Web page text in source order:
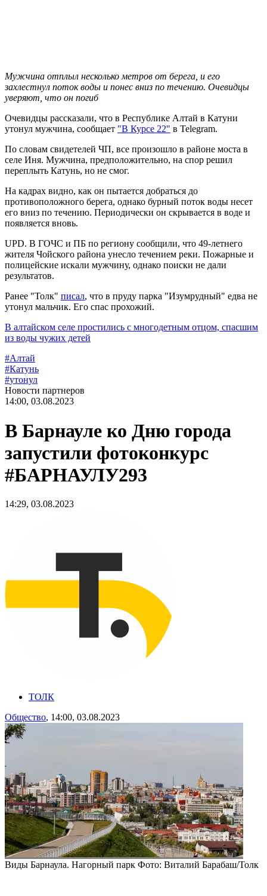
Мужчина отплыл несколько метров от берега, и его
захлестнул поток воды и понес вниз по течению. Очевидцы
уверяют, что он погиб
Очевидцы рассказали, что в Республике Алтай в Катуни
утонул мужчина, сообщает "В Курсе 22" в Telegram.
По словам свидетелей ЧП, все произошло в районе моста в
селе Иня. Мужчина, предположительно, на спор решил
переплыть Катунь, но не смог.
На кадрах видно, как он пытается добраться до
противоположного берега, однако бурный поток воды несет
его вниз по течению. Периодически он скрывается в воде и
появляется вновь.
UPD. В ГОЧС и ПБ по региону сообщили, что 49-летнего
жителя Чойского района унесло течением реки. Пожарные и
полицейские искали мужчину, однако поиски не дали
результатов.
Ранее "Толк" писал, что в пруду парка "Изумрудный" едва не
утонул мальчик. Его спас прохожий.
В алтайском селе простились с многодетным отцом, спасшим
из воды чужих детей
#Алтай
#Катунь
#утонул
Новости партнеров
14:00, 03.08.2023
В Барнауле ко Дню города
запустили фотоконкурс
#БАРНАУЛУ293
14:29, 03.08.2023
ТОЛК
Общество, 14:00, 03.08.2023
Виды Барнаула. Нагорный парк Фото: Виталий Барабаш/Толк